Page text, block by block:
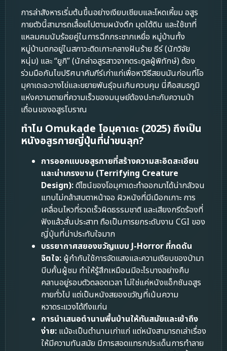
การล่าสังหารเริ่มต้นขึ้นอย่างเงียบเชียบและโหดเหี้ยม อสูร
กายตัวนี้สามารถเลื้อยไปตามผนังตึก มุดใต้ดิน และใช้ขาที่
แหลมคมนับร้อยคู่ในการฉีกกระชากเหยื่อ หมู่บ้านทั้ง
หมู่บ้านตกอยู่ในสภาวะติดเกาะกลางฝันร้าย ธีร์ (นักวิจัย
หนุ่ม) และ “ยูกิ” (นักล่าอสูรสาวจากตระกูลผู้พิทักษ์) ต้อง
ร่วมมือกันไขปริศนาคัมภีร์เก่าแก่เพื่อหาวิธีสยบมันก่อนที่โอ
มุคาเดะจะวางไข่และขยายพันธุ์จนเกินควบคุม นี่คือสมรภูมิ
แห่งความตายที่ความเร็วของมนุษย์ต้องปะทะกับความป่า
เถื่อนของอสูรโบราณ
ทำไม Omukade โอมุคาเดะ (2025) ถึงเป็น
หนังอสูรกายญี่ปุ่นที่น่าขนลุก?
การออกแบบอสูรกายที่สร้างความสะอิดสะเอียน
และน่าเกรงขาม (Terrifying Creature
Design):ดีไซน์ของโอมุคาเดะทำออกมาได้น่ากลัวจน
แทบไม่กล้าสบตาหน้าจอ ผิวหนังที่มีเมือกเกาะ การ
เคลื่อนไหวที่รวดเร็วผิดธรรมชาติ และเสียงกรีดร้องที่
ฟังแล้วสั่นประสาท ถือเป็นการยกระดับงาน CGI ของ
ญี่ปุ่นที่น่าประทับใจมาก
บรรยากาศสยองขวัญแบบ J-Horror ที่กดดัน
จิตใจ: ผู้กำกับใช้การจัดแสงและความเงียบของป่ามา
บีบคั้นผู้ชม ทำให้รู้สึกเหมือนมีอะไรบางอย่างคืบ
คลานอยู่รอบตัวตลอดเวลา ไม่ใช่แค่หนังแอ็กชันอสูร
กายทั่วไป แต่เป็นหนังสยองขวัญที่เน้นความ
หวาดระแวงได้ถึงแก่น
การนำเสนอตำนานพื้นบ้านให้ทันสมัยและเข้าถึง
ง่าย: แม้จะเป็นตำนานเก่าแก่ แต่หนังสามารถเล่าเรื่อง
ให้มีความทันสมัย มีการสอดแทรกประเด็นการทำลาย